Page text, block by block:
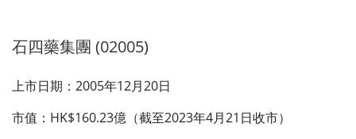
石四藥集團 (02005)
上市日期：2005年12月20日
市值：HK$160.23億（截至2023年4月21日收市）